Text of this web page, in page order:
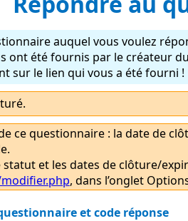
auquel vous voulez
ont été fournis par le créateur
sur le lien qui vous a été fourni !
ce questionnaire : la date de
et les dates de clôture/
, dans l’onglet
et code réponse